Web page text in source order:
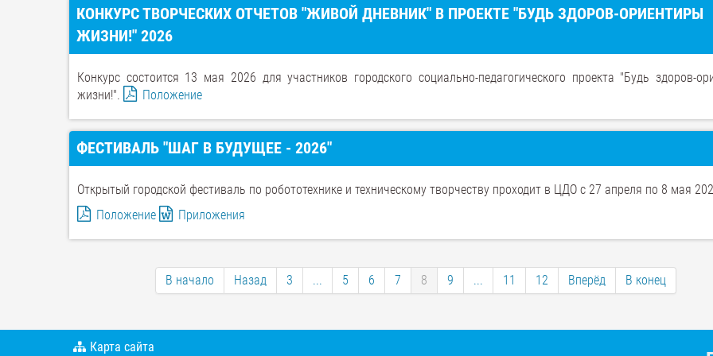
КОНКУРС ТВОРЧЕСКИХ ОТЧЕТОВ "ЖИВОЙ ДНЕВНИК" В ПРОЕКТЕ "БУДЬ ЗДОРОВ-ОРИЕНТИРЫ
ЖИЗНИ!" 2026
Конкурс состоится 13 мая 2026 для участников городского социально-педагогического проекта "Будь здоров-
жизни!".
Положение
ФЕСТИВАЛЬ "ШАГ В БУДУЩЕЕ - 2026"
Открытый городской фестиваль по робототехнике и техническому творчеству проходит в ЦДО с 27 апреля по 8 мая
Положение
Приложения
В начало Назад 3 ... 5 6 7 8 9 ... 11 12 Вперёд В конец
Карта сайта